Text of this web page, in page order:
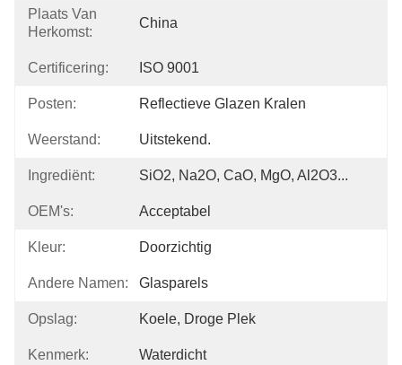
Plaats Van
Herkomst:
China
Certificering: ISO 9001
Posten: Reflectieve Glazen Kralen
Weerstand: Uitstekend.
Ingrediënt: SiO2, Na2O, CaO, MgO, Al2O3...
OEM's: Acceptabel
Kleur: Doorzichtig
Andere Namen: Glasparels
Opslag: Koele, Droge Plek
Kenmerk: Waterdicht